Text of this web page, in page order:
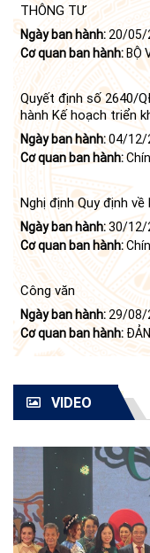
THÔNG TƯ
Ngày ban hành: 20/05/
Cơ quan ban hành:BỘ
Quyết định số 2640/
hành Kế hoạch triển
ngày 21 tháng 6 năm
hiện Nghị quyết số
của Bộ Chính trị
văn học, nghệ thuật
Ngày ban hành:04/12/
Cơ quan ban hành:
Nghị định Quy định
Ngày ban hành:30/12/
Cơ quan ban hành:
Công văn
Ngày ban hành: 29/08/
Cơ quan ban hành:
VIDEO